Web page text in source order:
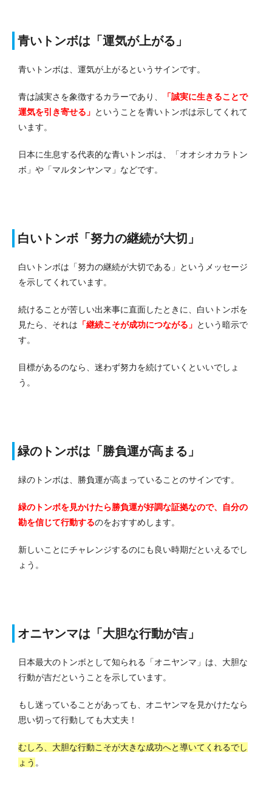
青いトンボは「運気が上がる」
青いトンボは、運気が上がるというサインです。
青は誠実さを象徴するカラーであり、
「誠実に生きることで
運気を引き寄せる」 ということを青いトンボは示してくれて
います。
日本に生息する代表的な青いトンボは、「オオシオカラトン
ボ」や「マルタンヤンマ」などです。
白いトンボ「努力の継続が大切」
白いトンボは「努力の継続が大切である」というメッセージ
を示してくれています。
続けることが苦しい出来事に直面したときに、白いトンボを
見たら、それは 「継続こそが成功につながる」 という暗示で
す。
目標があるのなら、迷わず努力を続けていくといいでしょ
う。
緑のトンボは「勝負運が高まる」
緑のトンボは、勝負運が高まっていることのサインです。
緑のトンボを見かけたら勝負運が好調な証拠なので、自分の
勘を信じて行動するのをおすすめします。
新しいことにチャレンジするのにも良い時期だといえるでし
ょう。
オニヤンマは「大胆な行動が吉」
日本最大のトンボとして知られる「オニヤンマ」は、大胆な
行動が吉だということを示しています。
もし迷っていることがあっても、オニヤンマを見かけたなら
思い切って行動しても大丈夫！
むしろ、大胆な行動こそが大きな成功へと導いてくれるでし
ょう 。